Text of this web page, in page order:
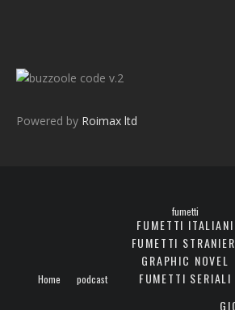
v.2
Powered by Roimax ltd
Home podcast
fumetti
FUMETTI ITALIANI
FUMETTI
GRAPHIC NOVEL
FUMETTI SERIALI